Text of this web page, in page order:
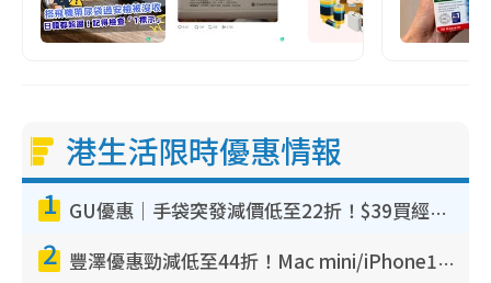
港生活限時優惠情報
1 GU優惠｜手袋突發減價低至22折！$39買經典波士頓包/餃子袋！飾物同步減價$29起！
2 豐澤優惠勁減低至44折！Mac mini/iPhone17Pro大減價！廚房家電$220起